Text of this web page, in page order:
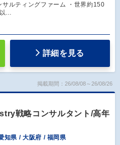
サルティングファーム ・世界約150
…
詳細を見る
掲載期間：26/08/08～26/08/26
戦略コンサルタント/高年
知県 / 大阪府 / 福岡県